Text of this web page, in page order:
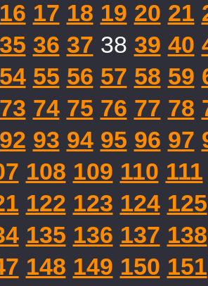
16 17 18 19 20 21
35 36 37 38 39 40
54 55 56 57 58 59
73 74 75 76 77 78
92 93 94 95 96 97
108 109 110 111
122 123 124 125
135 136 137 138
148 149 150 151